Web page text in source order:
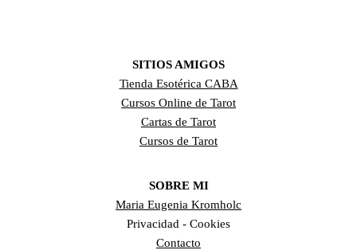
SITIOS AMIGOS
Tienda Esotérica CABA
Cursos Online de Tarot
Cartas de Tarot
Cursos de Tarot
SOBRE MI
Maria Eugenia Kromholc
Privacidad - Cookies
Contacto